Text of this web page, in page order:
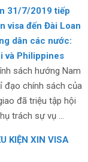
31/7/2019 tiếp
visa đến Đài Loan
dân các nước:
và Philippines
sách hướng Nam
đạo chính sách của
đã triệu tập hội
trách sự vụ ...
KIỆN XIN VISA